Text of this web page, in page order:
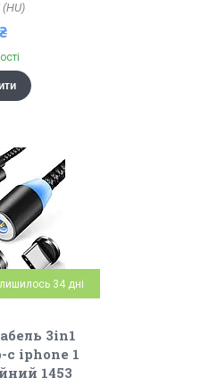
34 дні
3in1
c iphone 1
1453